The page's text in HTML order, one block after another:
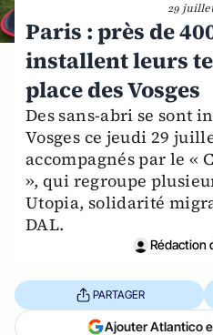
29
Paris : près de
installent leurs
place des Vosges
Des sans-abri se sont
Vosges ce jeudi 29
accompagnés par le «
», qui regroupe
Utopia, solidarité
DAL.
Rédaction
PARTAGER
Ajouter Atlantico